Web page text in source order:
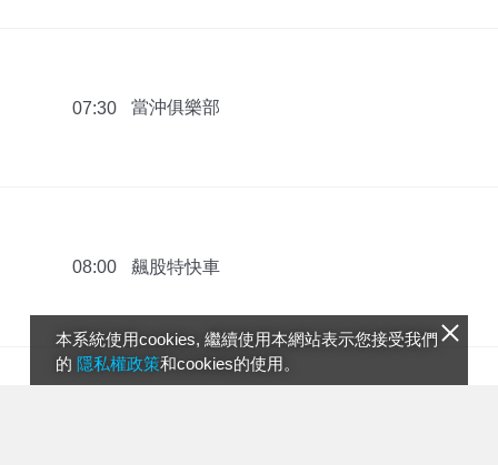
本系統使用cookies, 繼續使用本網站表示您接受我們
的 隱私權政策和cookies的使用。
07:30 當沖俱樂部
08:00 飆股特快車